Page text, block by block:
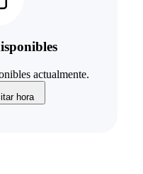
actualmente.
hora